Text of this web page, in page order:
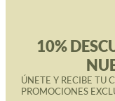
10%
ÚNETE Y RECIBE TU
PROMOCIONES